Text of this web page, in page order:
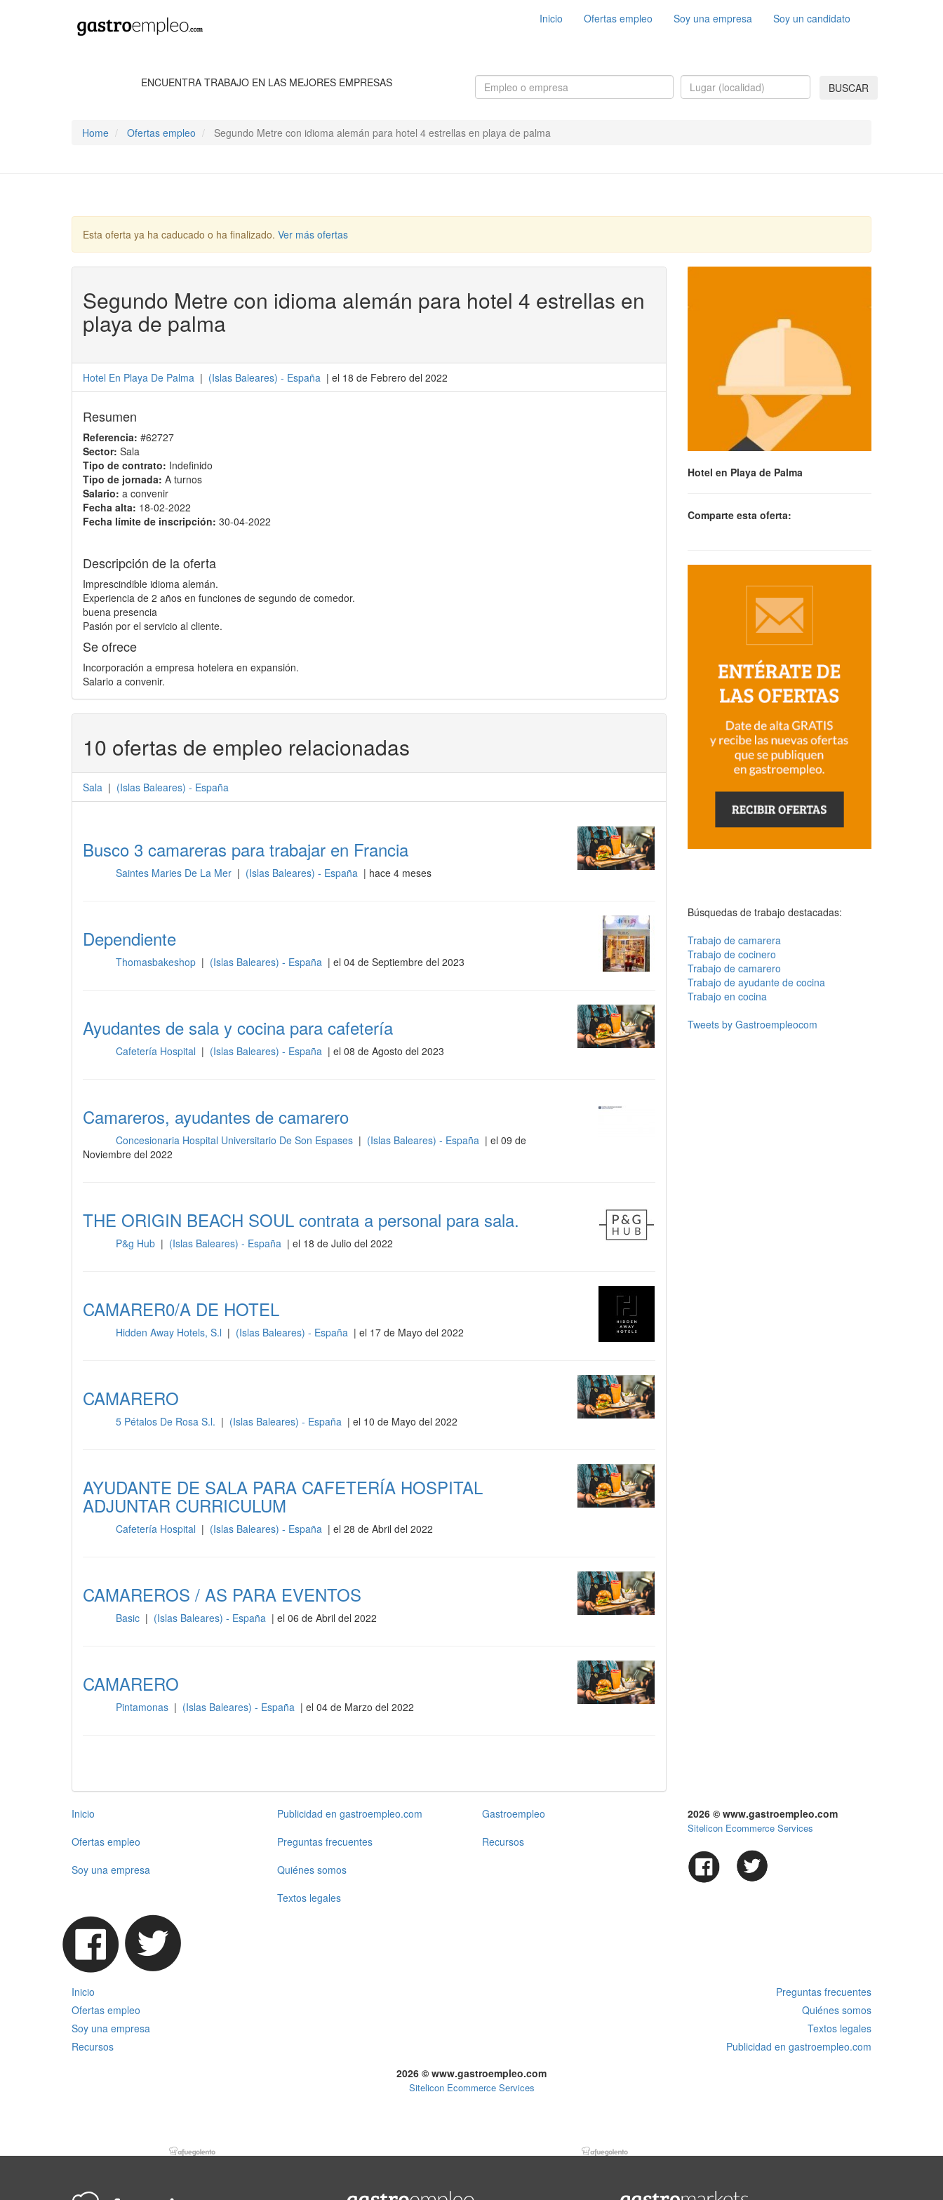
Inicio Ofertas empleo Soy una empresa Soy un candidato
ENCUENTRA TRABAJO EN LAS MEJORES EMPRESAS BUSCAR
Home Ofertas empleo Segundo Metre con idioma alemán para hotel 4 estrellas en playa de palma
Esta oferta ya ha caducado o ha finalizado. Ver más ofertas
Segundo Metre con idioma alemán para hotel 4 estrellas en
playa de palma
Hotel En Playa De Palma | (Islas Baleares) - España | el 18 de Febrero del 2022
Resumen
Referencia: #62727
Sector: Sala
Tipo de contrato: Indefinido
Tipo de jornada: A turnos
Salario: a convenir
Fecha alta: 18-02-2022
Fecha límite de inscripción: 30-04-2022
Descripción de la oferta
Imprescindible idioma alemán.
Experiencia de 2 años en funciones de segundo de comedor.
buena presencia
Pasión por el servicio al cliente.
Se ofrece
Incorporación a empresa hotelera en expansión.
Salario a convenir.
10 ofertas de empleo relacionadas
Sala | (Islas Baleares) - España
Busco 3 camareras para trabajar en Francia
Saintes Maries De La Mer | (Islas Baleares) - España | hace 4 meses
Dependiente
Thomasbakeshop | (Islas Baleares) - España | el 04 de Septiembre del 2023
Ayudantes de sala y cocina para cafetería
Cafetería Hospital | (Islas Baleares) - España | el 08 de Agosto del 2023
Camareros, ayudantes de camarero
Concesionaria Hospital Universitario De Son Espases | (Islas Baleares) - España | el 09 de
Noviembre del 2022
THE ORIGIN BEACH SOUL contrata a personal para sala.
P&g Hub | (Islas Baleares) - España | el 18 de Julio del 2022
CAMARER0/A DE HOTEL
Hidden Away Hotels, S.l | (Islas Baleares) - España | el 17 de Mayo del 2022
CAMARERO
5 Pétalos De Rosa S.l. | (Islas Baleares) - España | el 10 de Mayo del 2022
AYUDANTE DE SALA PARA CAFETERÍA HOSPITAL
ADJUNTAR CURRICULUM
Cafetería Hospital | (Islas Baleares) - España | el 28 de Abril del 2022
CAMAREROS / AS PARA EVENTOS
Basic | (Islas Baleares) - España | el 06 de Abril del 2022
CAMARERO
Pintamonas | (Islas Baleares) - España | el 04 de Marzo del 2022
Hotel en Playa de Palma
Comparte esta oferta:
Búsquedas de trabajo destacadas:
Trabajo de camarera
Trabajo de cocinero
Trabajo de camarero
Trabajo de ayudante de cocina
Trabajo en cocina
Tweets by Gastroempleocom
Inicio
Ofertas empleo
Soy una empresa
Publicidad en gastroempleo.com
Preguntas frecuentes
Quiénes somos
Textos legales
Gastroempleo
Recursos
2026 © www.gastroempleo.com
Sitelicon Ecommerce Services
Inicio
Preguntas frecuentes
Ofertas empleo
Quiénes somos
Soy una empresa
Textos legales
Recursos
Publicidad en gastroempleo.com
2026 © www.gastroempleo.com
Sitelicon Ecommerce Services